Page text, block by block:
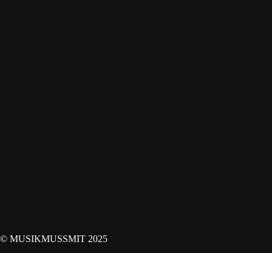
© MUSIKMUSSMIT 2025